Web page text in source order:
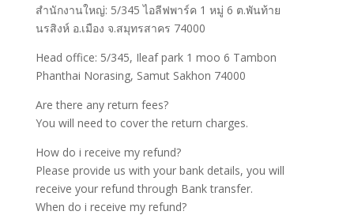
สำนักงานใหญ่: 5/345 ไอลีฟพาร์ค 1 หมู่ 6 ต.พันท้าย
นรสิงห์ อ.เมือง จ.สมุทรสาคร 74000
Head office: 5/345, Ileaf park 1 moo 6 Tambon
Phanthai Norasing, Samut Sakhon 74000
Are there any return fees?
You will need to cover the return charges.
How do i receive my refund?
Please provide us with your bank details, you will
receive your refund through Bank transfer.
When do i receive my refund?